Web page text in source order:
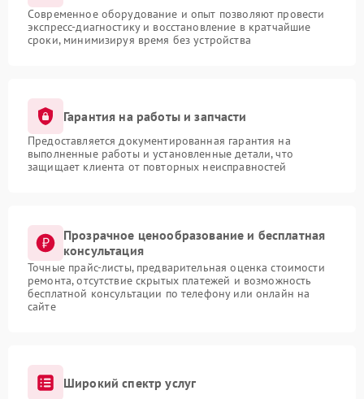
Современное оборудование и опыт позволяют провести
экспресс-диагностику и восстановление в кратчайшие
сроки, минимизируя время без устройства
Гарантия на работы и запчасти
Предоставляется документированная гарантия на
выполненные работы и установленные детали, что
защищает клиента от повторных неисправностей
Прозрачное ценообразование и бесплатная
консультация
Точные прайс-листы, предварительная оценка стоимости
ремонта, отсутствие скрытых платежей и возможность
бесплатной консультации по телефону или онлайн на
сайте
Широкий спектр услуг